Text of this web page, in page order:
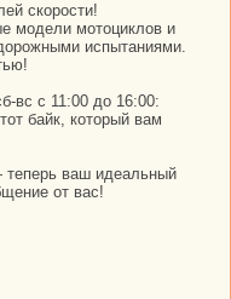
скорости!
модели мотоциклов и
испытаниями.
вс с 11:00 до 16:00:
байк, который вам
теперь ваш идеальный
от вас!